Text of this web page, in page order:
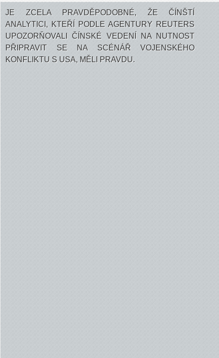
JE ZCELA PRAVDĚPODOBNÉ, ŽE ČÍNŠTÍ
ANALYTICI, KTEŘÍ PODLE AGENTURY REUTERS
UPOZORŇOVALI ČÍNSKÉ VEDENÍ NA NUTNOST
PŘIPRAVIT SE NA SCÉNÁŘ VOJENSKÉHO
KONFLIKTU S USA, MĚLI PRAVDU.